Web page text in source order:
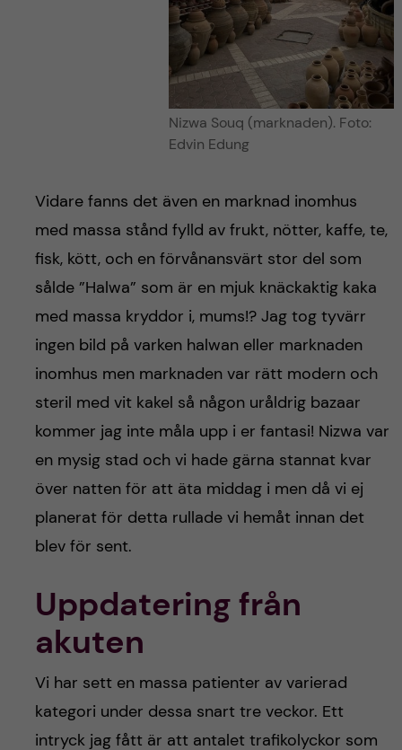
Nizwa Souq (marknaden). Foto:
Edvin Edung
Vidare fanns det även en marknad inomhus
med massa stånd fylld av frukt, nötter, kaffe, te,
fisk, kött, och en förvånansvärt stor del som
sålde ”Halwa” som är en mjuk knäckaktig kaka
med massa kryddor i, mums!? Jag tog tyvärr
ingen bild på varken halwan eller marknaden
inomhus men marknaden var rätt modern och
steril med vit kakel så någon uråldrig bazaar
kommer jag inte måla upp i er fantasi! Nizwa var
en mysig stad och vi hade gärna stannat kvar
över natten för att äta middag i men då vi ej
planerat för detta rullade vi hemåt innan det
blev för sent.
Uppdatering från
akuten
Vi har sett en massa patienter av varierad
kategori under dessa snart tre veckor. Ett
intryck jag fått är att antalet trafikolyckor som